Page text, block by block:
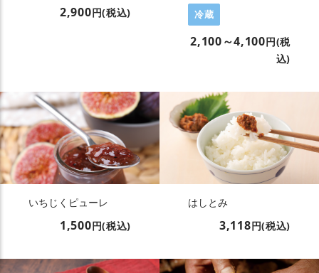
2,900円(税込) 冷蔵
2,100～4,100円(税
込)
いちじくピューレ
1,500円(税込)
はしとみ
3,118円(税込)